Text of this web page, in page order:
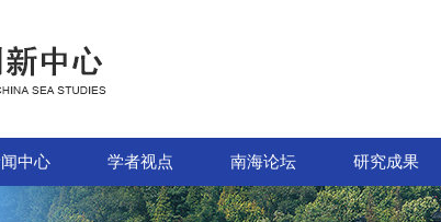
中心 学者视点 南海论坛 研究成果